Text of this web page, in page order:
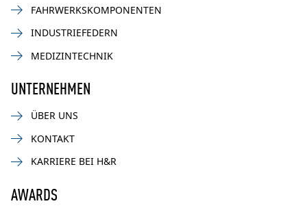
FAHRWERKSKOMPONENTEN
INDUSTRIEFEDERN
MEDIZINTECHNIK
UNTERNEHMEN
ÜBER UNS
KONTAKT
KARRIERE BEI H&R
AWARDS